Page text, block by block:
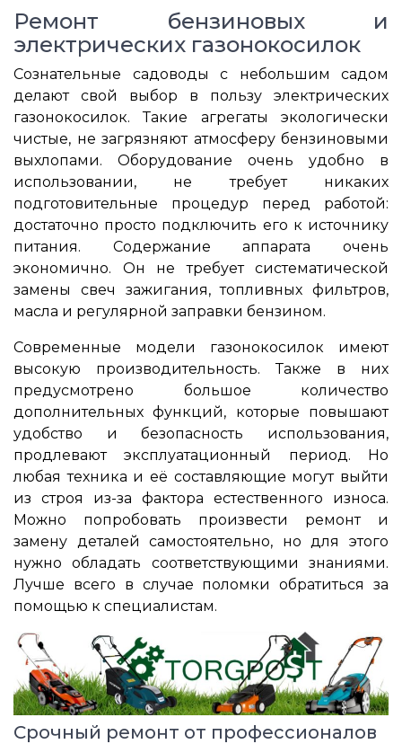
Ремонт бензиновых и
электрических газонокосилок
Сознательные садоводы с небольшим садом
делают свой выбор в пользу электрических
газонокосилок. Такие агрегаты экологически
чистые, не загрязняют атмосферу бензиновыми
выхлопами. Оборудование очень удобно в
использовании, не требует никаких
подготовительные процедур перед работой:
достаточно просто подключить его к источнику
питания. Содержание аппарата очень
экономично. Он не требует систематической
замены свеч зажигания, топливных фильтров,
масла и регулярной заправки бензином.
Современные модели газонокосилок имеют
высокую производительность. Также в них
предусмотрено большое количество
дополнительных функций, которые повышают
удобство и безопасность использования,
продлевают эксплуатационный период. Но
любая техника и её составляющие могут выйти
из строя из-за фактора естественного износа.
Можно попробовать произвести ремонт и
замену деталей самостоятельно, но для этого
нужно обладать соответствующими знаниями.
Лучше всего в случае поломки обратиться за
помощью к специалистам.
Срочный ремонт от профессионалов